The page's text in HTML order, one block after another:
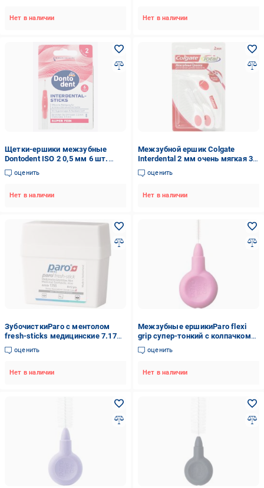
Нет в наличии Нет в наличии
Щетки-ершики межзубные
Dontodent ISO 2 0,5 мм 6 шт.
(34189679)
оценить
Нет в наличии
Межзубной ершик Colgate
Interdental 2 мм очень мягкая 3
шт.
оценить
Нет в наличии
ЗубочисткиParo с ментолом
fresh-sticks медицинские 7.1755
96 шт.
оценить
Нет в наличии
Межзубные ершикиParo flexi
grip супер-тонкий с колпачком
7.81078 2 мм 30 шт.
оценить
Нет в наличии